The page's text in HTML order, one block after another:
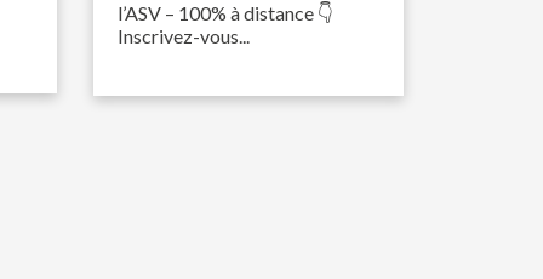
l’ASV – 100% à distance 👇
Inscrivez-vous...